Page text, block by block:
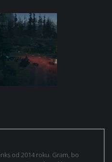
od 2014 roku. Gram, bo